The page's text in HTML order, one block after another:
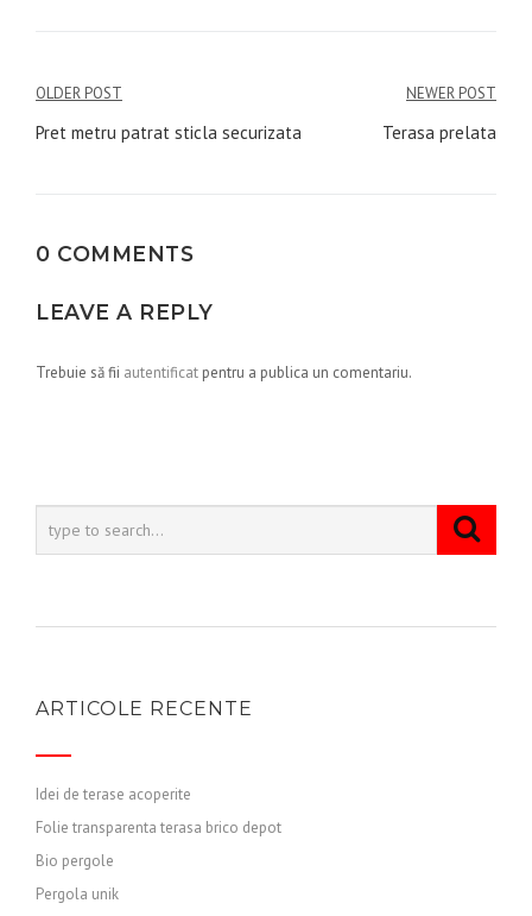
Navigare
în
OLDER POST
Pret metru patrat sticla securizata
NEWER POST
Terasa prelata
0 COMMENTS
LEAVE A REPLY
Trebuie să fii autentificat pentru a publica un comentariu.
ARTICOLE RECENTE
Idei de terase acoperite
Folie transparenta terasa brico depot
Bio pergole
Pergola unik